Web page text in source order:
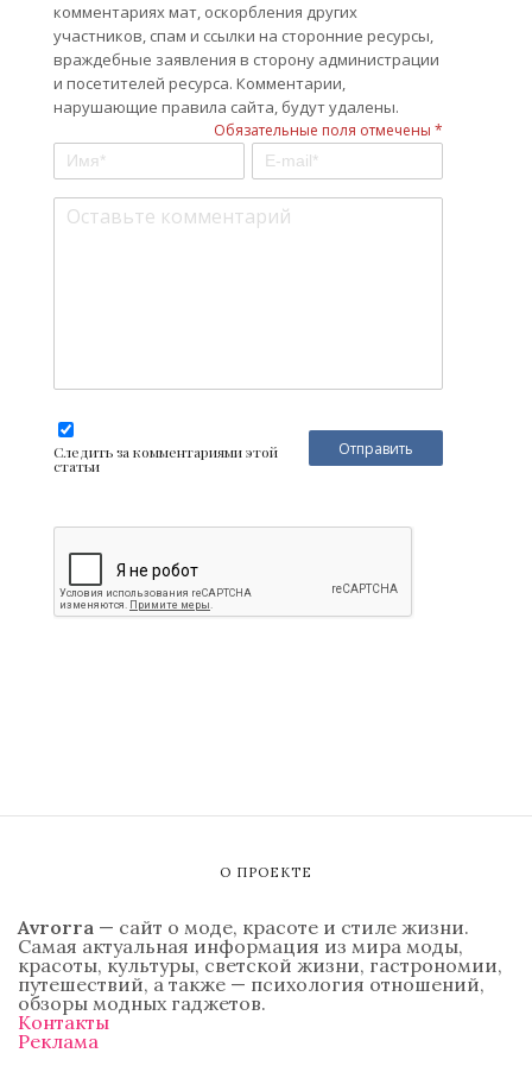
комментариях мат, оскорбления других
участников, спам и ссылки на сторонние ресурсы,
враждебные заявления в сторону администрации
и посетителей ресурса. Комментарии,
нарушающие правила сайта, будут удалены.
Обязательные поля отмечены *
Следить за комментариями этой
статьи
О ПРОЕКТЕ
Avrorra — сайт о моде, красоте и стиле жизни.
Самая актуальная информация из мира моды,
красоты, культуры, светской жизни, гастрономии,
путешествий, а также — психология отношений,
обзоры модных гаджетов.
Контакты
Реклама